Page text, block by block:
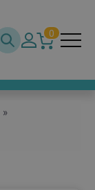
0
»